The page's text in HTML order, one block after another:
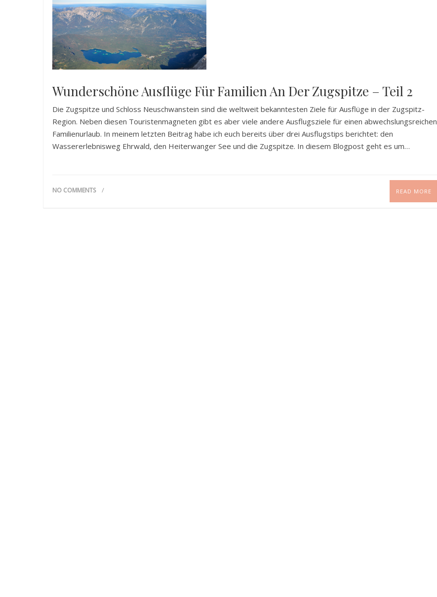
Wunderschöne Ausflüge Für Familien An Der Zugspitze – Teil 2
Die Zugspitze und Schloss Neuschwanstein sind die weltweit bekanntesten Ziele für Ausflüge in der Zugspitz-
Region. Neben diesen Touristenmagneten gibt es aber viele andere Ausflugsziele für einen abwechslungsreichen
Familienurlaub. In meinem letzten Beitrag habe ich euch bereits über drei Ausflugstips berichtet: den
Wassererlebnisweg Ehrwald, den Heiterwanger See und die Zugspitze. In diesem Blogpost geht es um…
NO COMMENTS READ MORE